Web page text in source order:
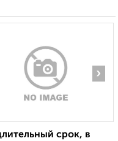
›
срок, в